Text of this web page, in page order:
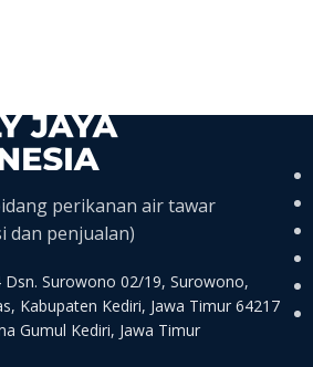
perikanan air tawar
dan penjualan)
Dsn. Surowono 02/19, Surowono,
Kabupaten Kediri, Jawa Timur 64217
Gumul Kediri, Jawa Timur